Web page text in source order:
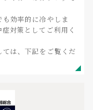
効率的に冷やしま
対策としてご利用く
は、下記をご覧くだ